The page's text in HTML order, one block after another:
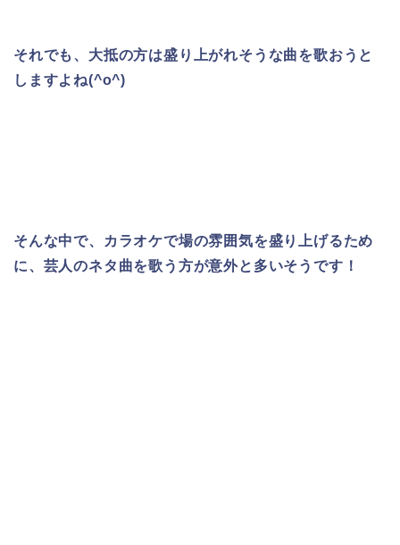
それでも、大抵の方は盛り上がれそうな曲を歌おうと
しますよね(^o^)
そんな中で、カラオケで場の雰囲気を盛り上げるため
に、芸人のネタ曲を歌う方が意外と多いそうです！